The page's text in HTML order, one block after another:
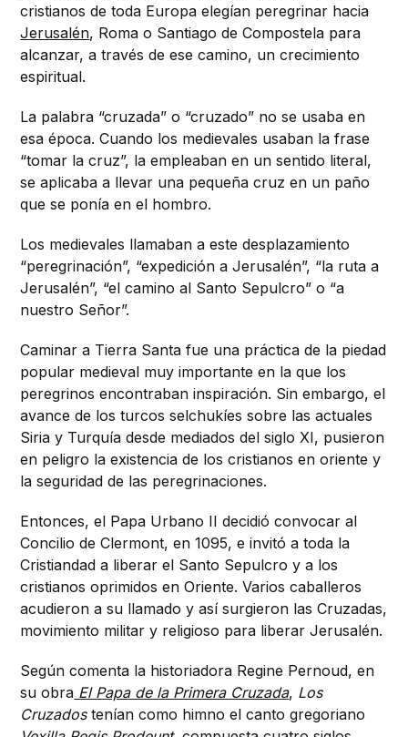
cristianos de toda Europa elegían peregrinar hacia
Jerusalén, Roma o Santiago de Compostela para
alcanzar, a través de ese camino, un crecimiento
espiritual.
La palabra “cruzada” o “cruzado” no se usaba en
esa época. Cuando los medievales usaban la frase
“tomar la cruz”, la empleaban en un sentido literal,
se aplicaba a llevar una pequeña cruz en un paño
que se ponía en el hombro.
Los medievales llamaban a este desplazamiento
“peregrinación”, “expedición a Jerusalén”, “la ruta a
Jerusalén”, “el camino al Santo Sepulcro” o “a
nuestro Señor”.
Caminar a Tierra Santa fue una práctica de la piedad
popular medieval muy importante en la que los
peregrinos encontraban inspiración. Sin embargo, el
avance de los turcos selchukíes sobre las actuales
Siria y Turquía desde mediados del siglo XI, pusieron
en peligro la existencia de los cristianos en oriente y
la seguridad de las peregrinaciones.
Entonces, el Papa Urbano II decidió convocar al
Concilio de Clermont, en 1095, e invitó a toda la
Cristiandad a liberar el Santo Sepulcro y a los
cristianos oprimidos en Oriente. Varios caballeros
acudieron a su llamado y así surgieron las Cruzadas,
movimiento militar y religioso para liberar Jerusalén.
Según comenta la historiadora Regine Pernoud, en
su obra El Papa de la Primera Cruzada, Los
Cruzadostenían como himno el canto gregoriano